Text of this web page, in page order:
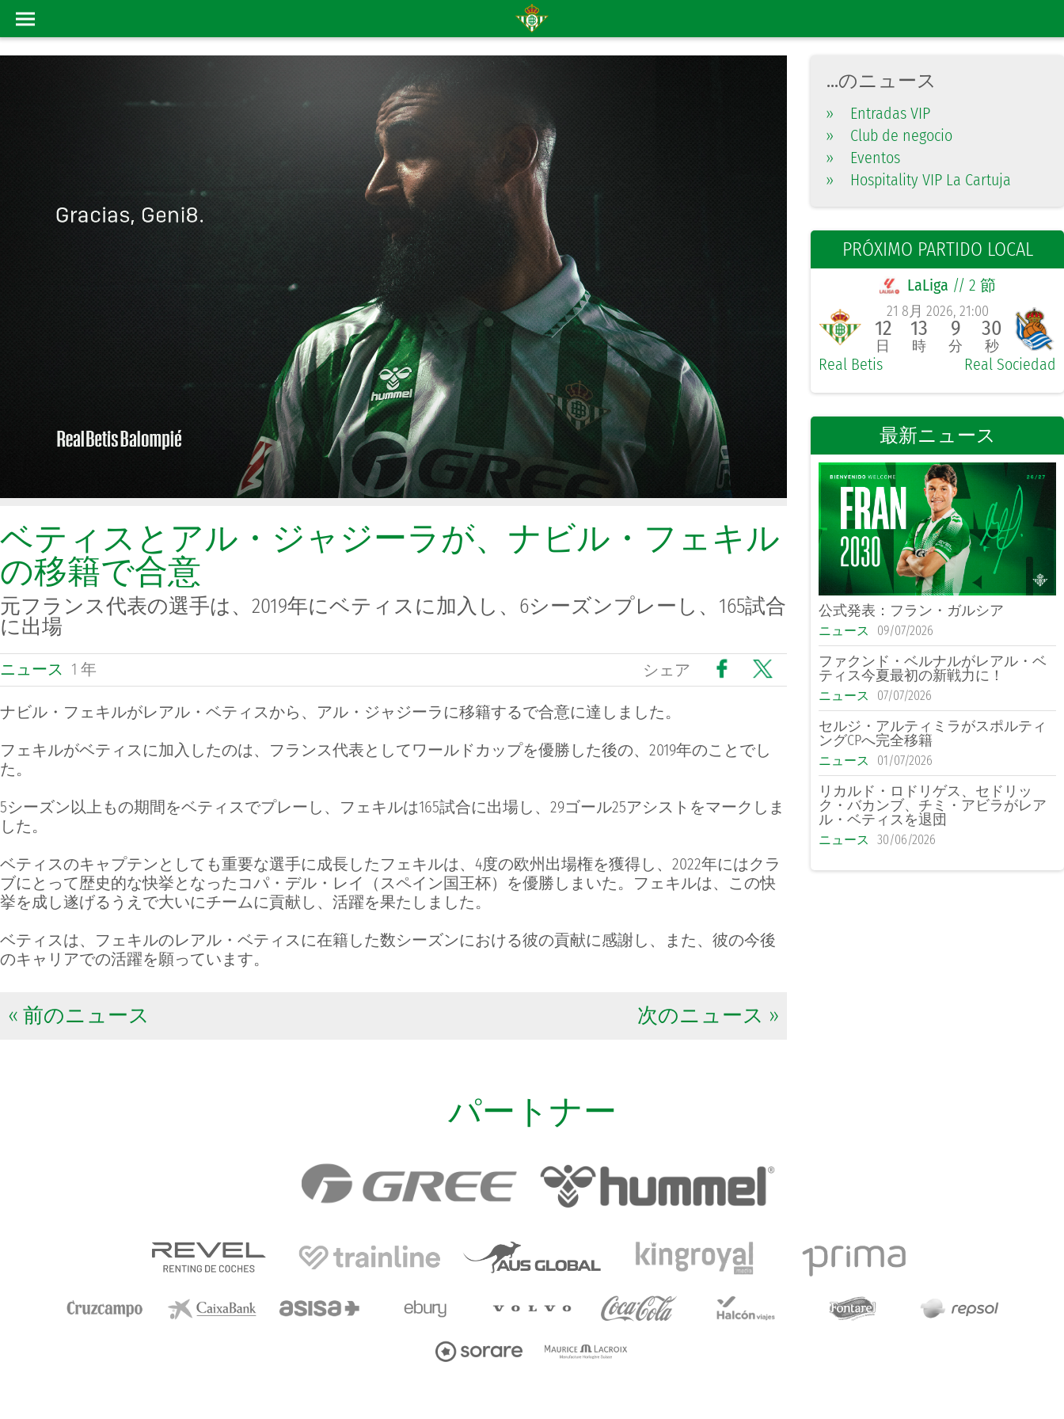
...のニュース
»
Entradas VIP
»
Club de negocio
»
Eventos
»
Hospitality VIP La Cartuja
PRÓXIMO PARTIDO LOCAL
LaLiga // 2 節
Real Betis
21 8月 2026, 21:00
12
日
13
時
9
分
29
秒
Real Sociedad
最新ニュース
公式発表：フラン・ガルシア
ニュース 09/07/2026
ファクンド・ベルナルがレアル・ベ
ティス今夏最初の新戦力に！
ニュース 07/07/2026
セルジ・アルティミラがスポルティ
ングCPへ完全移籍
ニュース 01/07/2026
リカルド・ロドリゲス、セドリッ
ク・バカンブ、チミ・アビラがレア
ル・ベティスを退団
ニュース 30/06/2026
ベティスとアル・ジャジーラが、ナビル・フェキル
の移籍で合意
元フランス代表の選手は、2019年にベティスに加入し、6シーズンプレーし、165試合
に出場
ニュース 1 年 シェア
ナビル・フェキルがレアル・ベティスから、アル・ジャジーラに移籍するで合意に達しました。
フェキルがベティスに加入したのは、フランス代表としてワールドカップを優勝した後の、2019年のことでし
た。
5シーズン以上もの期間をベティスでプレーし、フェキルは165試合に出場し、29ゴール25アシストをマークしま
した。
ベティスのキャプテンとしても重要な選手に成長したフェキルは、4度の欧州出場権を獲得し、2022年にはクラ
ブにとって歴史的な快挙となったコパ・デル・レイ（スペイン国王杯）を優勝しまいた。フェキルは、この快
挙を成し遂げるうえで大いにチームに貢献し、活躍を果たしました。
ベティスは、フェキルのレアル・ベティスに在籍した数シーズンにおける彼の貢献に感謝し、また、彼の今後
のキャリアでの活躍を願っています。
« 前のニュース 次のニュース »
パートナー